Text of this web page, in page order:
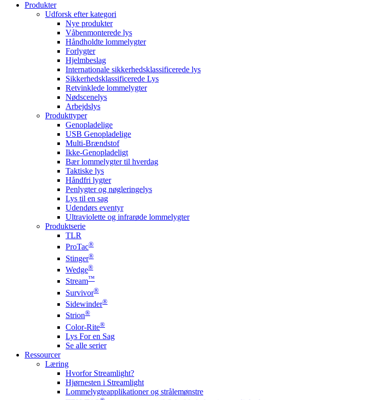
Produkter
Udforsk efter kategori
Nye produkter
Våbenmonterede lys
Håndholdte lommelygter
Forlygter
Hjelmbeslag
Internationale sikkerhedsklassificerede lys
Sikkerhedsklassificerede Lys
Retvinklede lommelygter
Nødscenelys
Arbejdslys
Produkttyper
Genopladelige
USB Genopladelige
Multi-Brændstof
Ikke-Genopladeligt
Bær lommelygter til hverdag
Taktiske lys
Håndfri lygter
Penlygter og nøgleringelys
Lys til en sag
Udendørs eventyr
Ultraviolette og infrarøde lommelygter
Produktserie
TLR
ProTac®
Stinger®
Wedge®
Stream™
Survivor®
Sidewinder®
Strion®
Color-Rite®
Lys For en Sag
Se alle serier
Ressourcer
Læring
Hvorfor Streamlight?
Hjørnesten i Streamlight
Lommelygteapplikationer og strålemønstre